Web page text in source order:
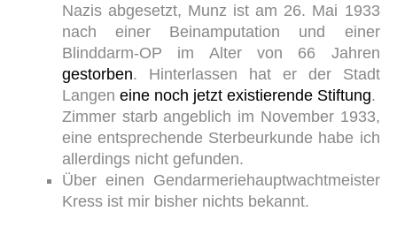
Nazis abgesetzt, Munz ist am 26. Mai 1933
nach einer Beinamputation und einer
Blinddarm-OP im Alter von 66 Jahren
gestorben. Hinterlassen hat er der Stadt
Langen eine noch jetzt existierende Stiftung.
Zimmer starb angeblich im November 1933,
eine entsprechende Sterbeurkunde habe ich
allerdings nicht gefunden.
Über einen Gendarmeriehauptwachtmeister
Kress ist mir bisher nichts bekannt.